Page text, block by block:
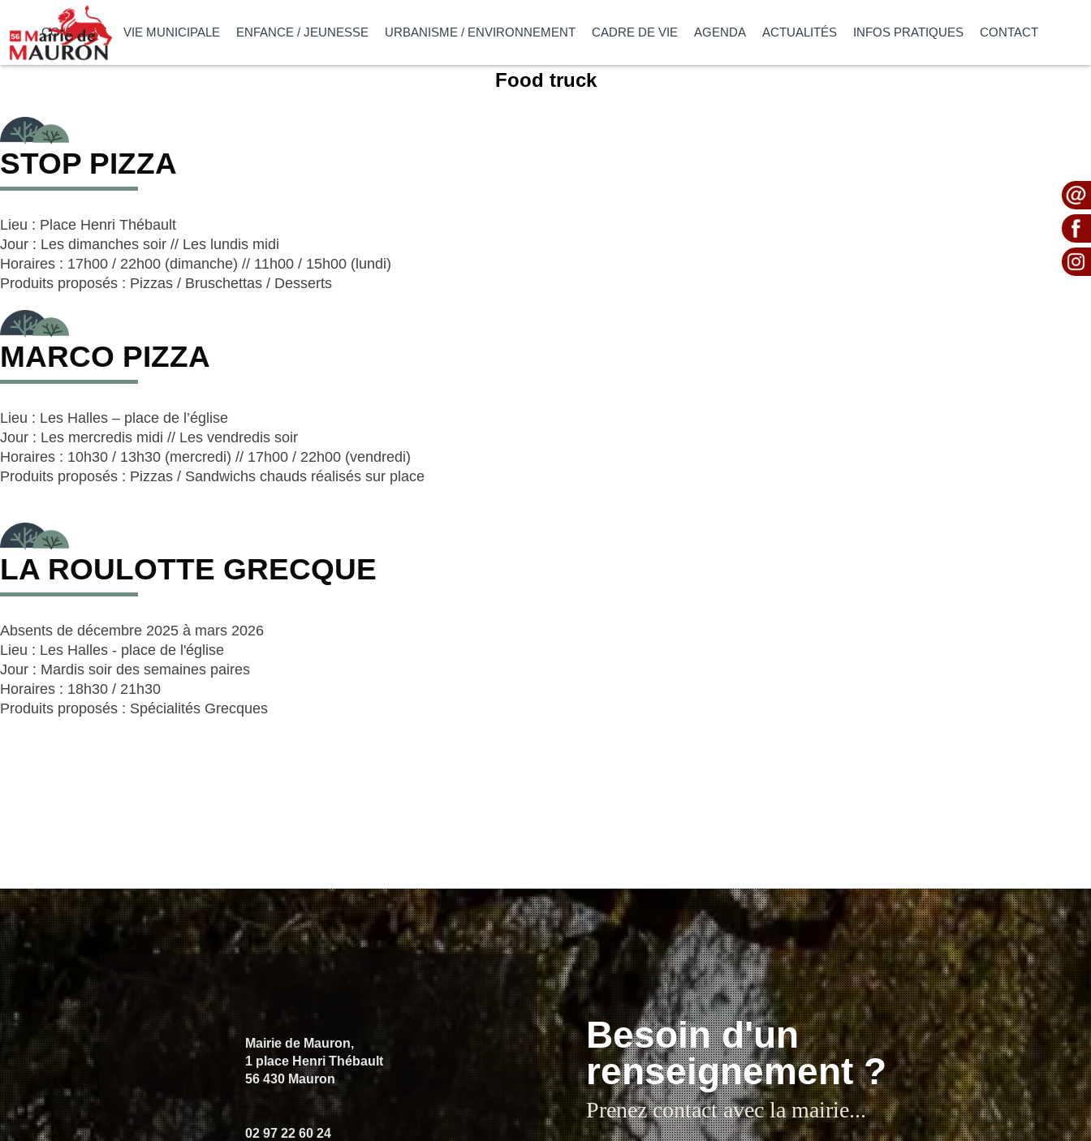
COMMUNE VIE MUNICIPALE ENFANCE / JEUNESSE URBANISME / ENVIRONNEMENT CADRE DE VIE AGENDA ACTUALITÉS INFOS PRATIQUES CONTACT
Food truck
STOP PIZZA
Lieu : Place Henri Thébault
Jour : Les dimanches soir // Les lundis midi
Horaires : 17h00 / 22h00 (dimanche) // 11h00 / 15h00 (lundi)
Produits proposés : Pizzas / Bruschettas / Desserts
MARCO PIZZA
Lieu : Les Halles – place de l’église
Jour : Les mercredis midi // Les vendredis soir
Horaires : 10h30 / 13h30 (mercredi) // 17h00 / 22h00 (vendredi)
Produits proposés : Pizzas / Sandwichs chauds réalisés sur place
LA ROULOTTE GRECQUE
Absents de décembre 2025 à mars 2026
Lieu : Les Halles - place de l'église
Jour : Mardis soir des semaines paires
Horaires : 18h30 / 21h30
Produits proposés : Spécialités Grecques
Mairie de Mauron,
1 place Henri Thébault
56 430 Mauron
02 97 22 60 24
Besoin d'un
renseignement ?
Prenez contact avec la mairie...